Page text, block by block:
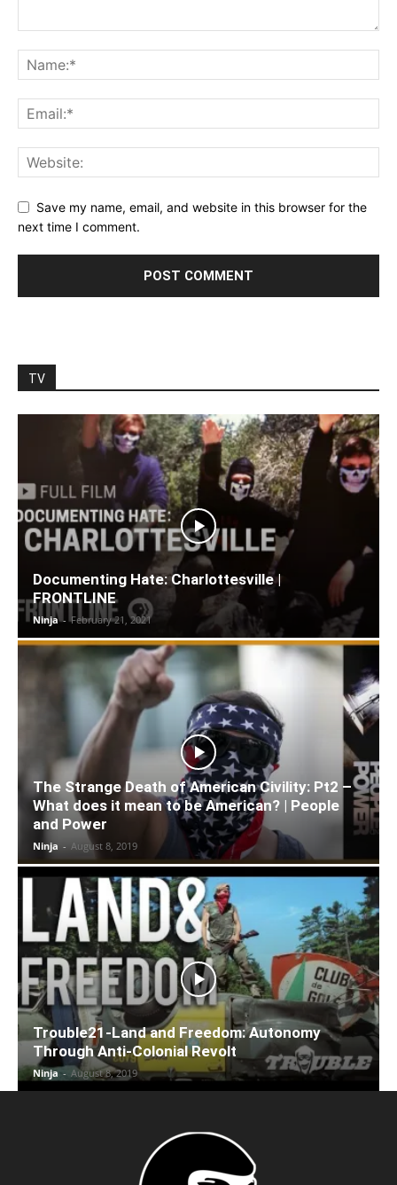
Save my name, email, and website in this browser for the
next time I comment.
TV
Documenting Hate: Charlottesville |
FRONTLINE
Ninja - February 21, 2021
The Strange Death of American Civility: Pt2 –
What does it mean to be American? | People
and Power
Ninja - August 8, 2019
Trouble21-Land and Freedom: Autonomy
Through Anti-Colonial Revolt
Ninja - August 8, 2019